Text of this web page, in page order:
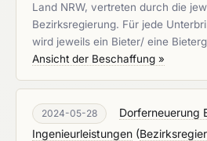
Land NRW, vertreten durch die
Bezirksregierung. Für jede
wird jeweils ein Bieter/ eine
Ansicht der Beschaffung »
2024-05-28
Dorferneuerung
Ingenieurleistungen (